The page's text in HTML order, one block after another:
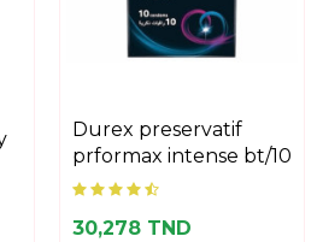
durex preservatif
prformax intense bt/10
30,278 TND